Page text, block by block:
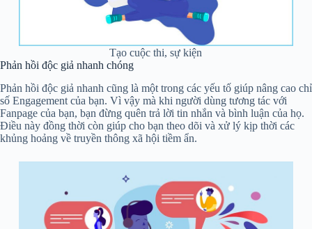
Tạo cuộc thi, sự kiện
Phản hồi độc giả nhanh chóng
Phản hồi độc giả nhanh cũng là một trong các yếu tố giúp nâng cao chỉ
số Engagement của bạn. Vì vậy mà khi người dùng tương tác với
Fanpage của bạn, bạn đừng quên trả lời tin nhắn và bình luận của họ.
Điều này đồng thời còn giúp cho bạn theo dõi và xử lý kịp thời các
khủng hoảng về truyền thông xã hội tiềm ẩn.